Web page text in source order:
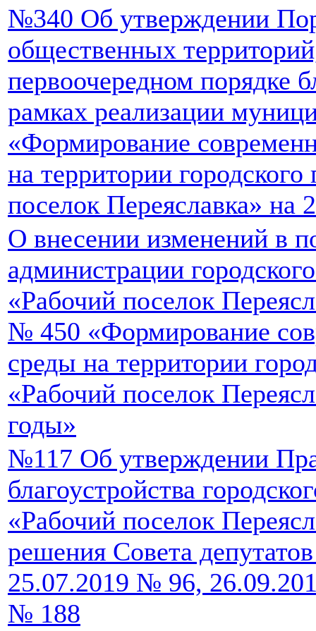
№340 Об утверждении
общественных
первоочередном порядке
рамках реализации
«Формирование
на территории
поселок Переяславка» на
О внесении изменений в
администрации
«Рабочий поселок
№ 450 «Формирование
среды на территории
«Рабочий поселок
годы»
№117 Об утверждении
благоустройства
«Рабочий поселок
решения Совета
25.07.2019 № 96,
№ 188